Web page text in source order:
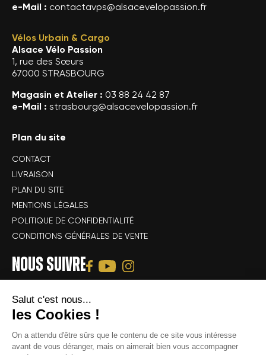
e-Mail : contactavps@alsacevelopassion.fr
Vélos Urbain & Cargo
Alsace Vélo Passion
1, rue des Sœurs
67000 STRASBOURG
Magasin et Atelier : 03 88 24 42 87
e-Mail : strasbourg@alsacevelopassion.fr
Plan du site
CONTACT
LIVRAISON
PLAN DU SITE
MENTIONS LÉGALES
POLITIQUE DE CONFIDENTIALITÉ
CONDITIONS GÉNÉRALES DE VENTE
NOUS SUIVRE
Tous droits réservés Alsace Velo Passion © -Achat & location de vélos
les Cookies !
ce site vous intéresse avant de vous
déranger, mais on aimerait bien vous accompagner pendant votre